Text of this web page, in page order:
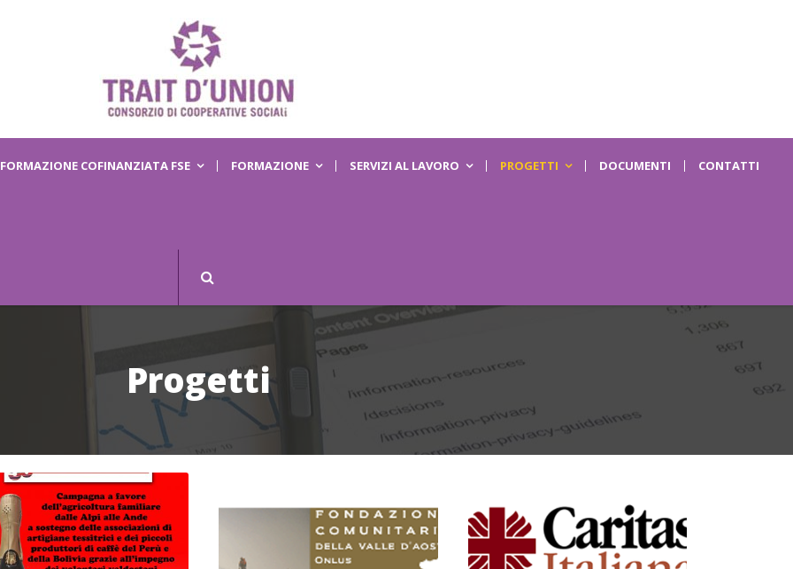
FORMAZIONE COFINANZIATA FSE FORMAZIONE SERVIZI AL LAVORO PROGETTI DOCUMENTI CONTATTI
Progetti